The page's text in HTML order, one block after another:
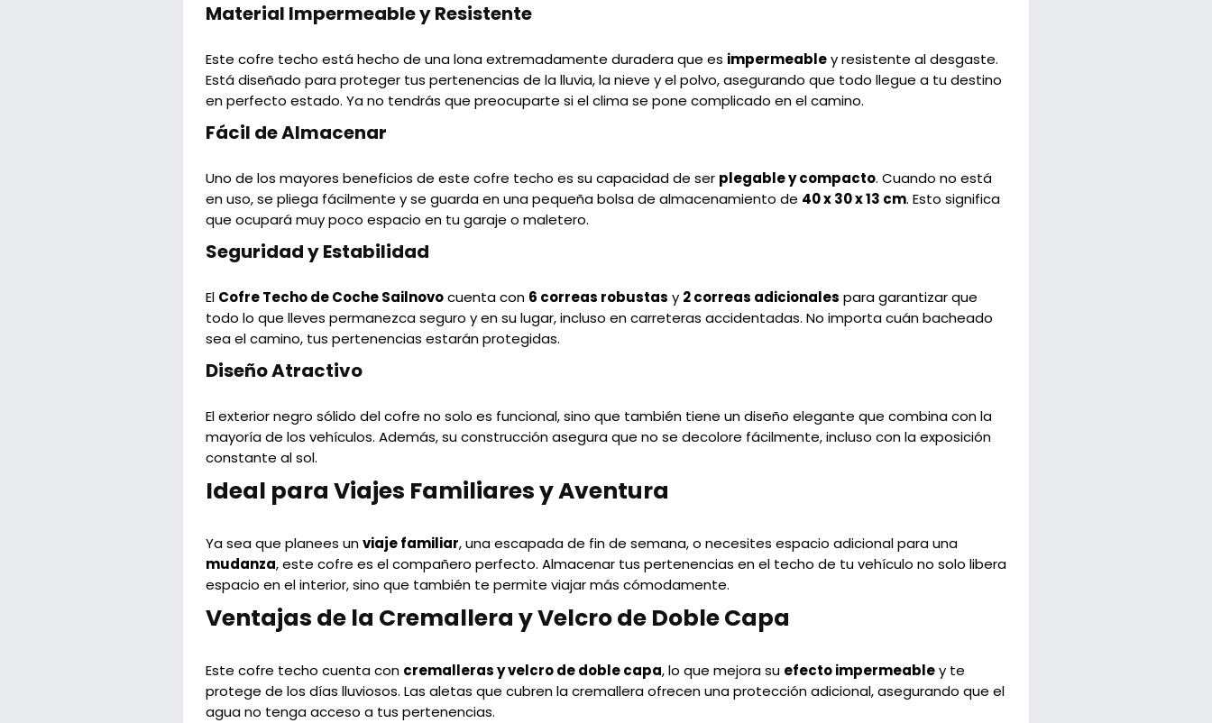
Material Impermeable y Resistente
Este cofre techo está hecho de una lona extremadamente duradera que es impermeabley resistente al desgaste.
Está diseñado para proteger tus pertenencias de la lluvia, la nieve y el polvo, asegurando que todo llegue a tu destino
en perfecto estado. Ya no tendrás que preocuparte si el clima se pone complicado en el camino.
Fácil de Almacenar
Uno de los mayores beneficios de este cofre techo es su capacidad de ser plegable y compacto. Cuando no está
en uso, se pliega fácilmente y se guarda en una pequeña bolsa de almacenamiento de 40 x 30 x 13 cm. Esto significa
que ocupará muy poco espacio en tu garaje o maletero.
Seguridad y Estabilidad
El Cofre Techo de Coche Sailnovocuenta con 6 correas robustas y 2 correas adicionales para garantizar que
todo lo que lleves permanezca seguro y en su lugar, incluso en carreteras accidentadas. No importa cuán bacheado
sea el camino, tus pertenencias estarán protegidas.
Diseño Atractivo
El exterior negro sólido del cofre no solo es funcional, sino que también tiene un diseño elegante que combina con la
mayoría de los vehículos. Además, su construcción asegura que no se decolore fácilmente, incluso con la exposición
constante al sol.
Ideal para Viajes Familiares y Aventura
Ya sea que planees unviaje familiar, una escapada de fin de semana, o necesites espacio adicional para una
mudanza, este cofre es el compañero perfecto. Almacenar tus pertenencias en el techo de tu vehículo no solo libera
espacio en el interior, sino que también te permite viajar más cómodamente.
Ventajas de la Cremallera y Velcro de Doble Capa
Este cofre techo cuenta con cremalleras y velcro de doble capa, lo que mejora su efecto impermeabley te
protege de los días lluviosos. Las aletas que cubren la cremallera ofrecen una protección adicional, asegurando que el
agua no tenga acceso a tus pertenencias.